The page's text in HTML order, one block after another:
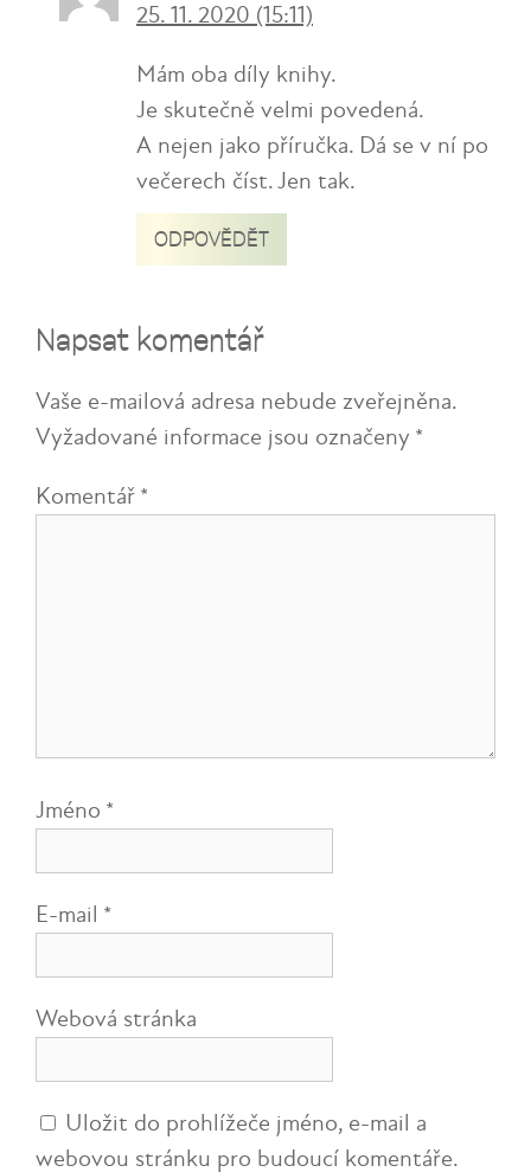
25. 11. 2020 (15:11)
Mám oba díly knihy.
Je skutečně velmi povedená.
A nejen jako příručka. Dá se v ní po
večerech číst. Jen tak.
ODPOVĚDĚT
Napsat komentář
Vaše e-mailová adresa nebude zveřejněna.
Vyžadované informace jsou označeny *
Komentář *
Jméno *
E-mail *
Webová stránka
Uložit do prohlížeče jméno, e-mail a
webovou stránku pro budoucí komentáře.